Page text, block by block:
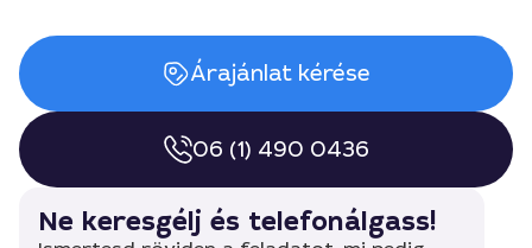
Árajánlat kérése
06 (1) 490 0436
Ne keresgélj és telefonálgass!